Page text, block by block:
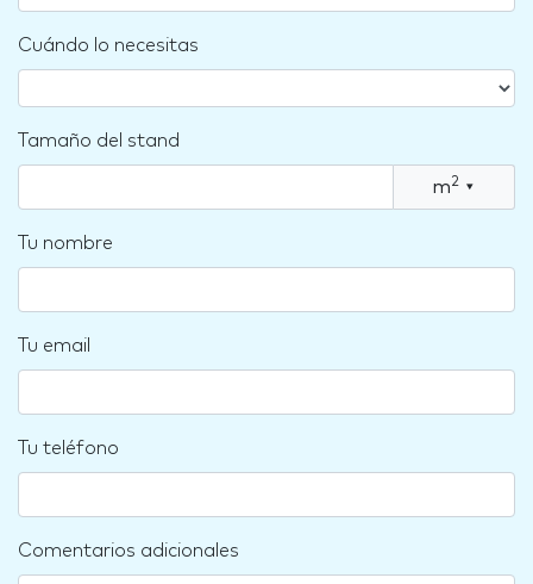
Cuándo lo necesitas
Tamaño del stand
m2 ▾
Tu nombre
Tu email
Tu teléfono
Comentarios adicionales